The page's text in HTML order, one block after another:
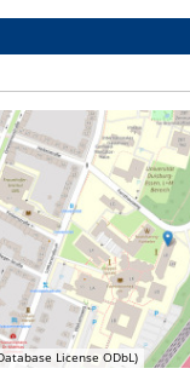
License ODbL)